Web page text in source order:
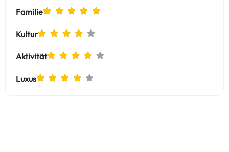
Familie
Kultur
Aktivität
Luxus